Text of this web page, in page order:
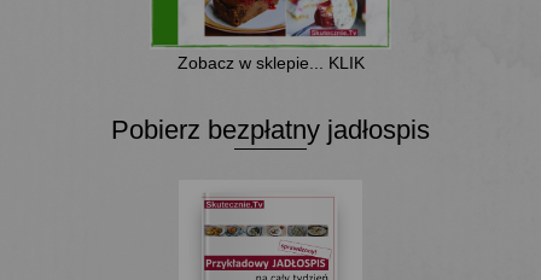
Zobacz w sklepie... KLIK
Pobierz bezpłatny jadłospis